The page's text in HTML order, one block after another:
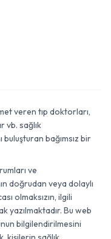
veren tıp doktorları,
vb. sağlık
bağımsız bir
ve
doğrudan veya dolaylı
olmaksızın, ilgili
yazılmaktadır. Bu web
bilgilendirilmesini